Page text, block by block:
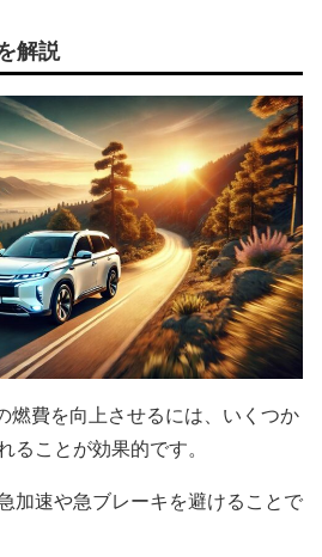
解説
燃費を向上させるには、いくつか
ることが効果的です。
加速や急ブレーキを避けることで